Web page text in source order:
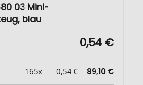
03 Mini-
blau
0,54 €
165x 0,54 € 89,10 €